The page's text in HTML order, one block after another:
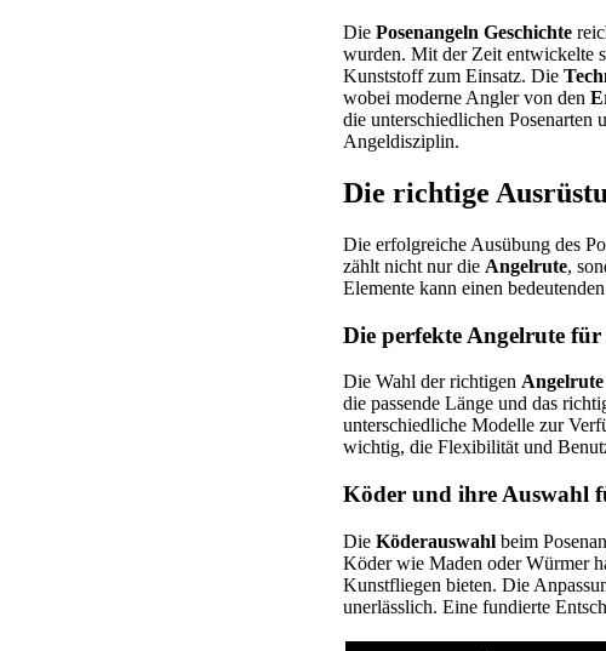
Die Posenangeln Geschichte
wurden. Mit der Zeit entwickelte
Kunststoff zum Einsatz. Die
wobei moderne Angler von den
die unterschiedlichen Posenarten
Angeldisziplin.
Die richtige
Die erfolgreiche Ausübung des
zählt nicht nur die Angelrute,
Elemente kann einen
Die perfekte Angelrute für
Die Wahl der richtigen Angelrute
die passende Länge und das
unterschiedliche Modelle zur
wichtig, die Flexibilität und
Köder und ihre Auswahl
Die Köderauswahl beim
Köder wie Maden oder Würmer
Kunstfliegen bieten. Die
unerlässlich. Eine fundierte